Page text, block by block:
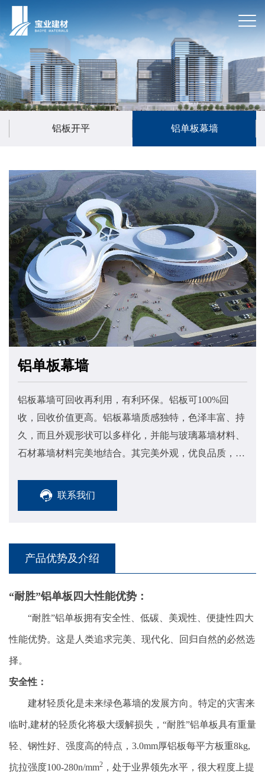
铝板开平 铝单板幕墙
铝单板幕墙
铝板幕墙可回收再利用，有利环保。铝板可100%回
收，回收价值更高。铝板幕墙质感独特，色泽丰富、持
久，而且外观形状可以多样化，并能与玻璃幕墙材料、
石材幕墙材料完美地结合。其完美外观，优良品质，使
联系我们
产品优势及介绍
“耐胜”铝单板四大性能优势：
“耐胜”铝单板拥有安全性、低碳、美观性、便捷性四大
性能优势。这是人类追求完美、现代化、回归自然的必然选
择。
安全性：
建材轻质化是未来绿色幕墙的发展方向。特定的灾害来
临时,建材的轻质化将极大缓解损失，“耐胜”铝单板具有重量
轻、钢性好、强度高的特点，3.0mm厚铝板每平方板重8kg,
抗拉强度100-280n/mm2 ，处于业界领先水平，很大程度上提